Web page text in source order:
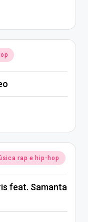
rap e hip-hop
feat. Samanta